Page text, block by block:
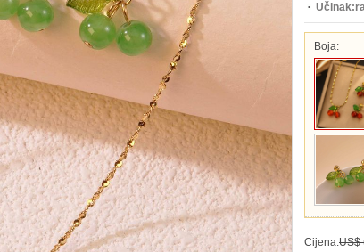
Učinak:
Boja:
Cijena:US$